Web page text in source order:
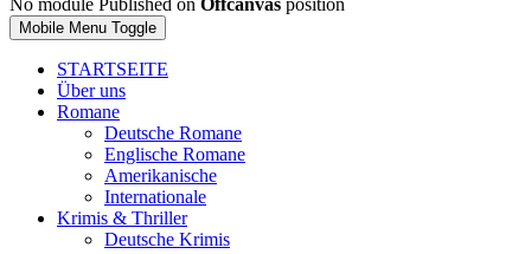
No module Published on Offcanvas position
Mobile Menu Toggle
STARTSEITE
Über uns
Romane
Deutsche Romane
Englische Romane
Amerikanische
Internationale
Krimis & Thriller
Deutsche Krimis